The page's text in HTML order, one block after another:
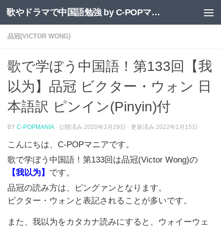
コンテンツへスキップ 歌やドラマで中国語勉強 by C-POPマニア
品冠(VICTOR WONG)
歌で学ぼう中国語！第133回【我
以为】品冠 ビクター・ウォン 日
本語訳 ピンイン(Pinyin)付
BY C-POPMANIA · 公開済み 2020年3月29日 · 更新済み 2022年1月15日
こんにちは、C-POPマニアです。
歌で学ぼう中国語！第133回は品冠(Victor Wong)の
【我以为】 です。
品冠の読み方は、ピングァンとなります。
ビクター・ウォンと表記されることが多いです。
また、我以为をカタカナ読みにすると、ウォイーウェ